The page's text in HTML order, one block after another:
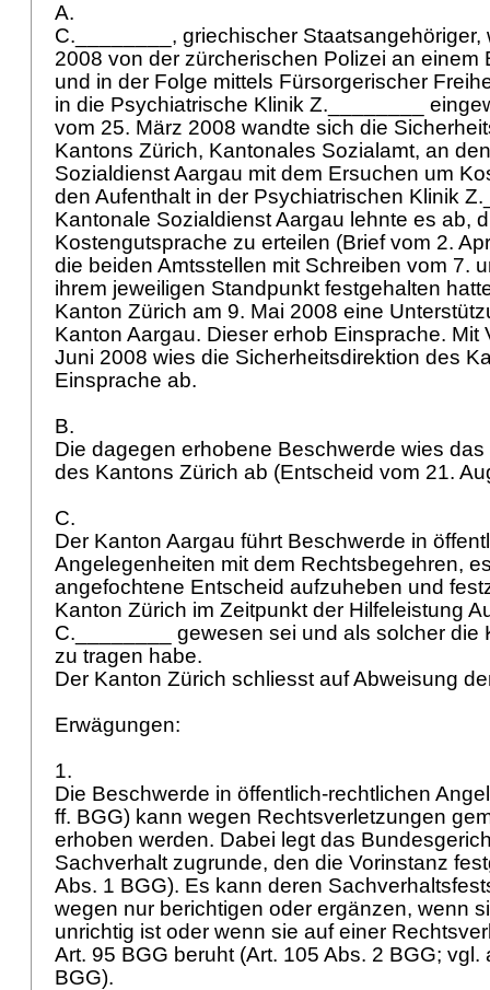
A.
C.________, griechischer Staatsangehöriger,
2008 von der zürcherischen Polizei an einem
und in der Folge mittels Fürsorgerischer
in die Psychiatrische Klinik Z.________
vom 25. März 2008 wandte sich die
Kantons Zürich, Kantonales Sozialamt, an
Sozialdienst Aargau mit dem Ersuchen um
den Aufenthalt in der Psychiatrischen Klinik
Kantonale Sozialdienst Aargau lehnte es ab,
Kostengutsprache zu erteilen (Brief vom 2.
die beiden Amtsstellen mit Schreiben vom 7.
ihrem jeweiligen Standpunkt festgehalten
Kanton Zürich am 9. Mai 2008 eine
Kanton Aargau. Dieser erhob Einsprache. Mit
Juni 2008 wies die Sicherheitsdirektion des
Einsprache ab.
B.
Die dagegen erhobene Beschwerde wies
des Kantons Zürich ab (Entscheid vom 21.
C.
Der Kanton Aargau führt Beschwerde in
Angelegenheiten mit dem Rechtsbegehren,
angefochtene Entscheid aufzuheben und
Kanton Zürich im Zeitpunkt der Hilfeleistung
C.________ gewesen sei und als solcher die
zu tragen habe.
Der Kanton Zürich schliesst auf Abweisung
Erwägungen:
1.
Die Beschwerde in öffentlich-rechtlichen
ff. BGG) kann wegen Rechtsverletzungen
erhoben werden. Dabei legt das
Sachverhalt zugrunde, den die Vorinstanz
Abs. 1 BGG). Es kann deren
wegen nur berichtigen oder ergänzen, wenn
unrichtig ist oder wenn sie auf einer
Art. 95 BGG beruht (Art. 105 Abs. 2 BGG; vgl.
BGG).